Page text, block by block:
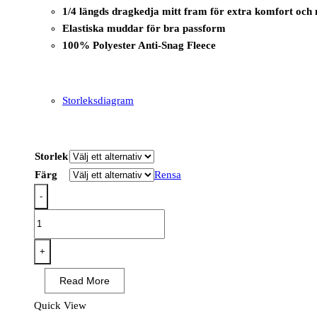
1/4 längds dragkedja mitt fram för extra komfort och
Elastiska muddar för bra passform
100% Polyester Anti-Snag Fleece
Storleksdiagram
Storlek
Färg
Rensa
-
KX3
Texturerad
med
+
Read More
Quick View